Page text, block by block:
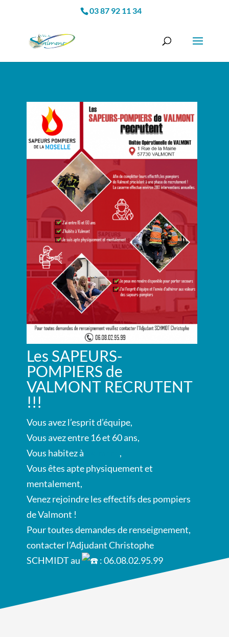
03 87 92 11 34
Les SAPEURS-
POMPIERS de
VALMONT RECRUTENT
!!!
Vous avez l’esprit d’équipe,
Vous avez entre 16 et 60 ans,
Vous habitez à
,
Vousêtes apte physiquement et
mentalement,
Venez rejoindre les effectifs des pompiers
de Valmont !
Pour toutes demandes de renseignement,
contacter l’Adjudant Christophe
SCHMIDT au
: 06.08.02.95.99